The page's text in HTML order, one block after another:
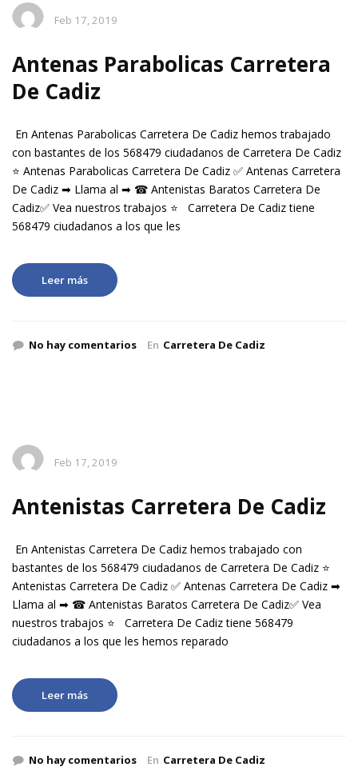
Feb 17, 2019
Antenas Parabolicas Carretera
De Cadiz
En Antenas Parabolicas Carretera De Cadiz hemos trabajado
con bastantes de los 568479 ciudadanos de Carretera De Cadiz
⭐ Antenas Parabolicas Carretera De Cadiz ✅ Antenas Carretera
De Cadiz ➡ Llama al ➡ ☎ Antenistas Baratos Carretera De
Cadiz✅ Vea nuestros trabajos ⭐ Carretera De Cadiz tiene
568479 ciudadanos a los que les
Leer más
No hay comentarios En Carretera De Cadiz
Feb 17, 2019
Antenistas Carretera De Cadiz
En Antenistas Carretera De Cadiz hemos trabajado con
bastantes de los 568479 ciudadanos de Carretera De Cadiz ⭐
Antenistas Carretera De Cadiz ✅ Antenas Carretera De Cadiz ➡
Llama al ➡ ☎ Antenistas Baratos Carretera De Cadiz✅ Vea
nuestros trabajos ⭐ Carretera De Cadiz tiene 568479
ciudadanos a los que les hemos reparado
Leer más
No hay comentarios En Carretera De Cadiz